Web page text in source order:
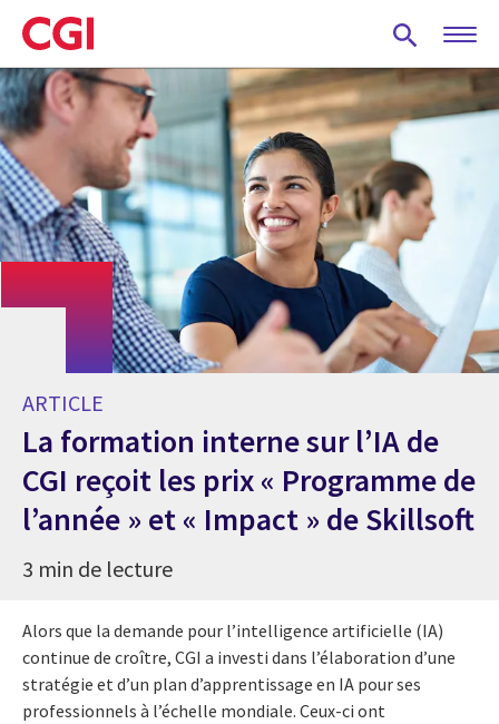
Skip
to
main
content
ARTICLE
La formation interne sur l’IA de
CGI reçoit les prix « Programme de
l’année » et « Impact » de Skillsoft
3 min de lecture
Alors que la demande pour l’intelligence artificielle (IA)
continue de croître, CGI a investi dans l’élaboration d’une
stratégie et d’un plan d’apprentissage en IA pour ses
professionnels à l’échelle mondiale. Ceux-ci ont